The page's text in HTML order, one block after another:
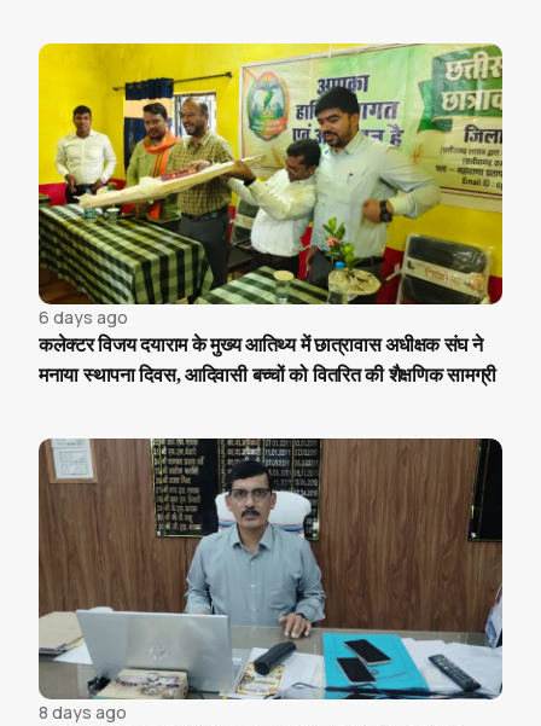
6 days ago
कलेक्टर विजय दयाराम के मुख्य आतिथ्य में छात्रावास अधीक्षक संघ ने
मनाया स्थापना दिवस, आदिवासी बच्चों को वितरित की शैक्षणिक सामग्री
8 days ago